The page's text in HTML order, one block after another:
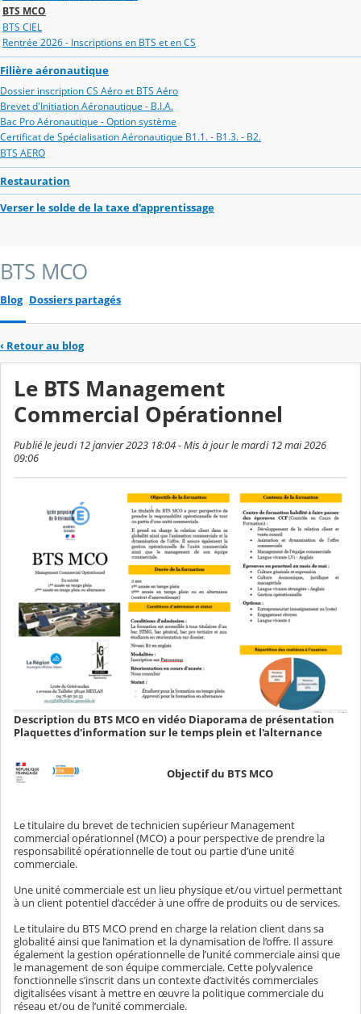
BTS MCO
BTS CIEL
Rentrée 2026 - Inscriptions en BTS et en CS
Filière aéronautique
Dossier inscription CS Aéro et BTS Aéro
Brevet d'Initiation Aéronautique - B.I.A.
Bac Pro Aéronautique - Option système
Certificat de Spécialisation Aéronautique B1.1. - B1.3. - B2.
BTS AERO
Restauration
Verser le solde de la taxe d'apprentissage
BTS MCO
Blog Dossiers partagés
‹ Retour au blog
Le BTS Management
Commercial Opérationnel
Publié le jeudi 12 janvier 2023 18:04 - Mis à jour le mardi 12 mai 2026
09:06
Description du BTS MCO en vidéo Diaporama de présentation
Plaquettes d'information sur le temps plein et l'alternance
Objectif du BTS MCO
Le titulaire du brevet de technicien supérieur Management
commercial opérationnel (MCO) a pour perspective de prendre la
responsabilité opérationnelle de tout ou partie d’une unité
commerciale.
Une unité commerciale est un lieu physique et/ou virtuel permettant
à un client potentiel d’accéder à une offre de produits ou de services.
Le titulaire du BTS MCO prend en charge la relation client dans sa
globalité ainsi que l’animation et la dynamisation de l’offre. Il assure
également la gestion opérationnelle de l’unité commerciale ainsi que
le management de son équipe commerciale. Cette polyvalence
fonctionnelle s’inscrit dans un contexte d’activités commerciales
digitalisées visant à mettre en œuvre la politique commerciale du
réseau et/ou de l’unité commerciale.